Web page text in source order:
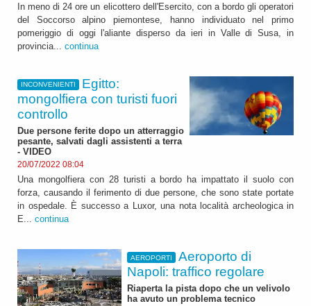
In meno di 24 ore un elicottero dell'Esercito, con a bordo gli operatori
del Soccorso alpino piemontese, hanno individuato nel primo
pomeriggio di oggi l'aliante disperso da ieri in Valle di Susa, in
provincia... continua
INCONVENIENTI
Egitto:
mongolfiera con turisti fuori
controllo
Due persone ferite dopo un atterraggio
pesante, salvati dagli assistenti a terra
- VIDEO
20/07/2022 08:04
Una mongolfiera con 28 turisti a bordo ha impattato il suolo con
forza, causando il ferimento di due persone, che sono state portate
in ospedale. È successo a Luxor, una nota località archeologica in
E... continua
AEROPORTI
Aeroporto di
Napoli: traffico regolare
Riaperta la pista dopo che un velivolo
ha avuto un problema tecnico